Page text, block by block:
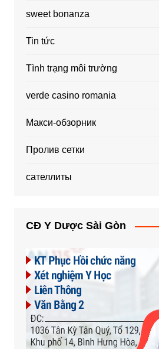
sweet bonanza
Tin tức
Tình trạng môi trường
verde casino romania
Макси-обзорник
Пролив сетки
сателлиты
CĐ Y Dược Sài Gòn